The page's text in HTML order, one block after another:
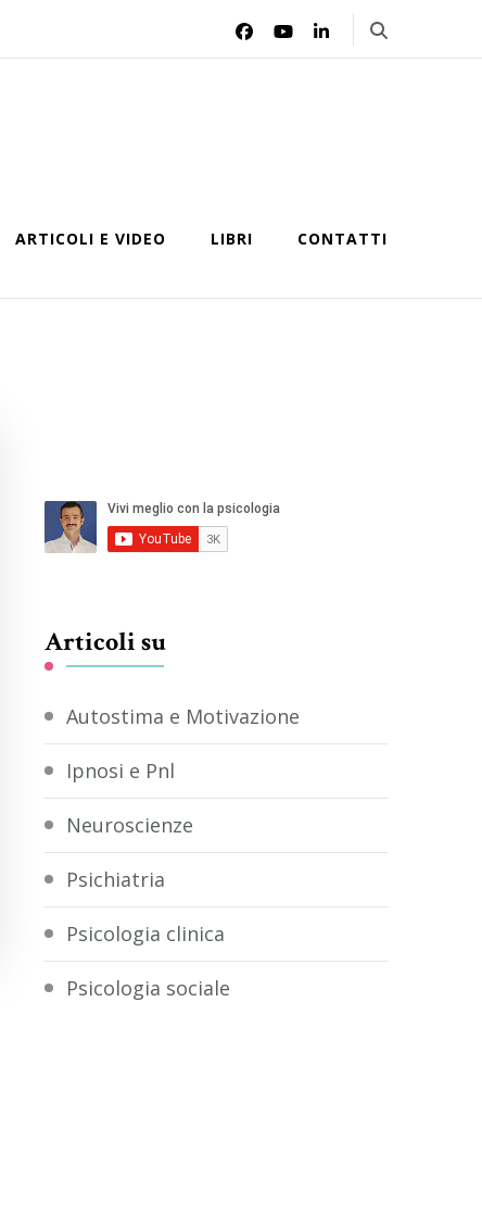
ARTICOLI E VIDEO LIBRI CONTATTI
Articoli su
Autostima e Motivazione
Ipnosi e Pnl
Neuroscienze
Psichiatria
Psicologia clinica
Psicologia sociale